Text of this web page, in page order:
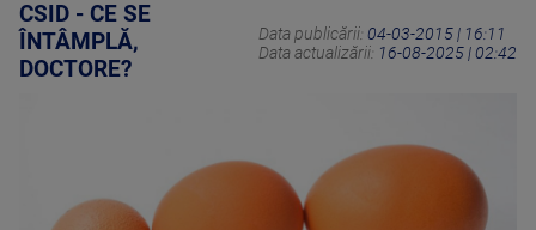
CSID - CE SE
ÎNTÂMPLĂ,
DOCTORE?
Data publicării: 04-03-2015 | 16:11
Data actualizării: 16-08-2025 | 02:42